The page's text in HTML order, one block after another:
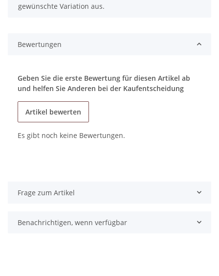
gewünschte Variation aus.
Bewertungen
Geben Sie die erste Bewertung für diesen Artikel ab
und helfen Sie Anderen bei der Kaufentscheidung
Artikel bewerten
Es gibt noch keine Bewertungen.
Frage zum Artikel
Benachrichtigen, wenn verfügbar